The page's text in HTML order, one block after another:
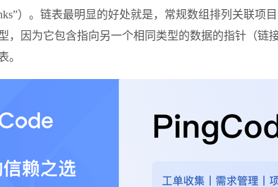
）。链表最明显的好处就是，常规数组排列关联
，因为它包含指向另一个相同类型的数据的指针（
。